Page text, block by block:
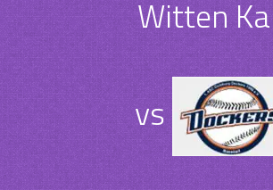
Witten
vs